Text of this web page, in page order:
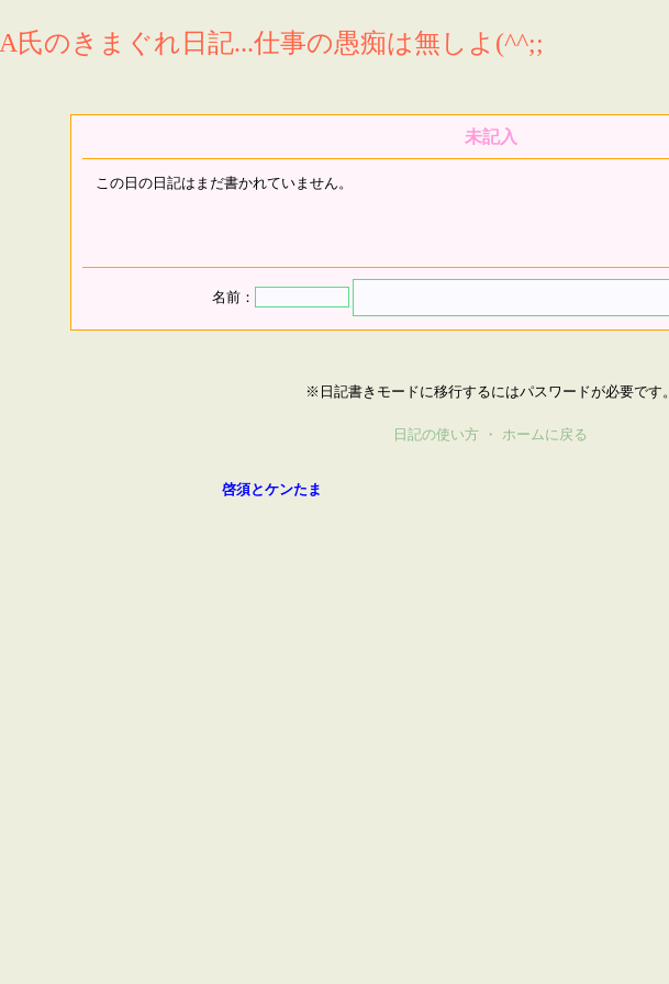
A氏のきまぐれ日記...仕事の愚痴は無しよ(^^;;
未記入
この日の日記はまだ書かれていません。
名前：
※日記書きモードに移行するにはパスワードが必要です。
日記の使い方 ・ ホームに戻る
啓須とケンたま